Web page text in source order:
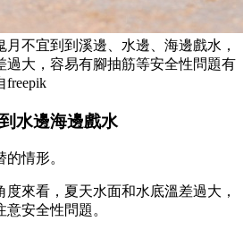
不宜到到溪邊、水邊、海邊戲水，
過大，容易有腳抽筋等安全性問題有
freepik
水邊海邊戲水
情形。
度來看，夏天水面和水底溫差過大，
安全性問題。